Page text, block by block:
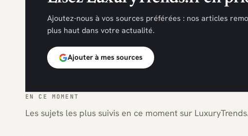
Ajoutez-nous à vos sources préférées : nos articles
plus haut dans votre actualité.
Ajouter à mes sources
EN CE MOMENT
Les sujets les plus suivis en ce moment sur